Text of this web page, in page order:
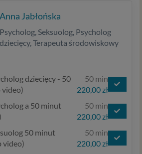
Anna Jabłońska
Psycholog, Seksuolog, Psycholog
dziecięcy, Terapeuta środowiskowy
dziecięcy - 50
video)
50 min
220,00 zł
a 50 minut
50 min
220,00 zł
50 minut
video)
50 min
220,00 zł